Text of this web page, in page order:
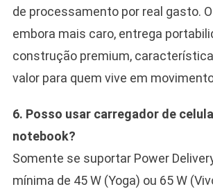
de processamento por real gasto. O
embora mais caro, entrega
construção premium,
valor para quem vive em
6. Posso usar carregador de
notebook?
Somente se suportar Power
mínima de 45 W (Yoga) ou 65 W